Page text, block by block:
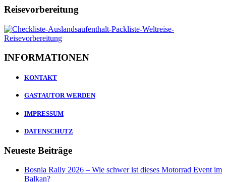
Reisevorbereitung
INFORMATIONEN
KONTAKT
GASTAUTOR WERDEN
IMPRESSUM
DATENSCHUTZ
Neueste Beiträge
Bosnia Rally 2026 – Wie schwer ist dieses Motorrad Event im
Balkan?